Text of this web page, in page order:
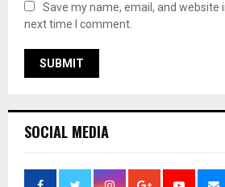
Save my name, email, and website
next time I comment.
SOCIAL MEDIA